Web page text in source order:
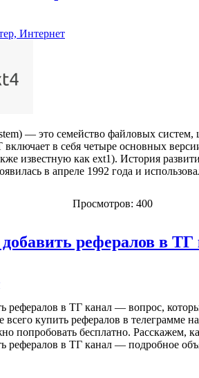
Интернет
— это семейство файловых
в себя четыре основных
известную как ext1). История
в апреле 1992 года и
Просмотров: 400
рефералов в
рефералов в ТГ канал — вопрос,
купить рефералов в телеграмме
попробовать бесплатно. Расскажем,
рефералов в ТГ канал — подробное